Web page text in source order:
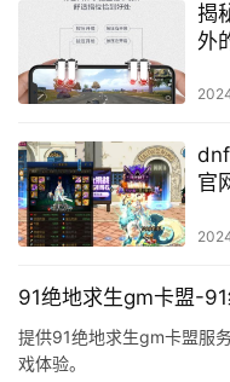
揭
外
度
官
91绝地求生gm卡盟-
提供91绝地求生gm卡盟服
戏体验。